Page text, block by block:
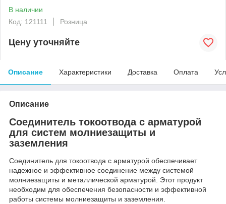
В наличии
Код: 121111
Розница
Цену уточняйте
Описание Характеристики Доставка Оплата
Описание
Соединитель токоотвода с арматурой
для систем молниезащиты и
заземления
Соединитель для токоотвода с арматурой обеспечивает
надежное и эффективное соединение между системой
молниезащиты и металлической арматурой. Этот продукт
необходим для обеспечения безопасности и эффективной
работы системы молниезащиты и заземления.